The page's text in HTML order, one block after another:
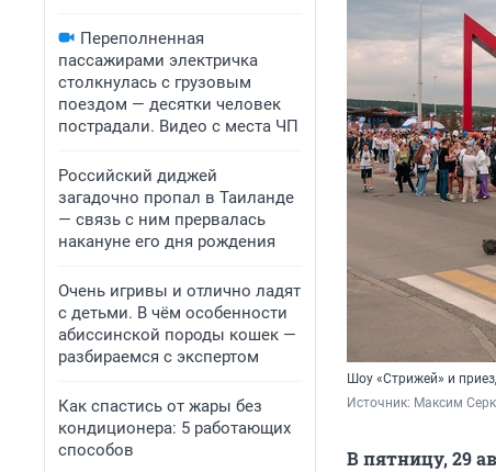
Переполненная
пассажирами электричка
столкнулась с грузовым
поездом — десятки человек
пострадали. Видео с места ЧП
Российский диджей
загадочно пропал в Таиланде
— связь с ним прервалась
накануне его дня рождения
Очень игривы и отлично ладят
с детьми. В чём особенности
абиссинской породы кошек —
разбираемся с экспертом
Как спастись от жары без
кондиционера: 5 работающих
способов
Шоу «Стрижей» и
Источник: Максим
В пятницу, 29